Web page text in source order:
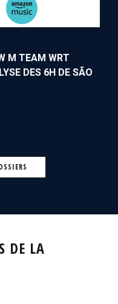
M TEAM WRT
DES 6H DE SÃO
DE LA